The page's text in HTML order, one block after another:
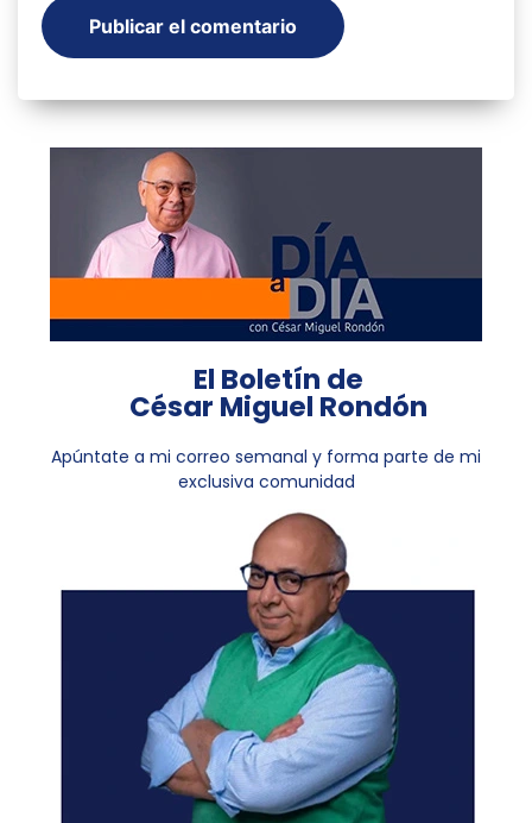
El Boletín de
César Miguel Rondón
Apúntate a mi correo semanal y forma parte de mi
exclusiva comunidad